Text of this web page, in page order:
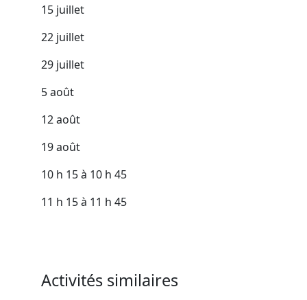
15 juillet
22 juillet
29 juillet
5 août
12 août
19 août
10 h 15 à 10 h 45
11 h 15 à 11 h 45
Activités similaires